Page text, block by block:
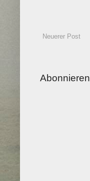
Neuerer Post
Abonnieren